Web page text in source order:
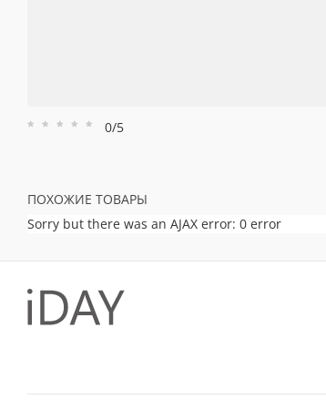
Рейтинг
Рейтинг
Рейтинг
Рейтинг
Рейтинг
0/5
ПОХОЖИЕ ТОВАРЫ
Sorry but there was an AJAX error: 0 error